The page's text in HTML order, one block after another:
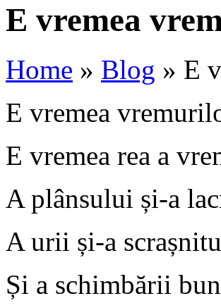
E vremea
Home » Blog » E
E vremea
E vremea rea a
A plânsului și-a
A urii și-a
Și a schimbării